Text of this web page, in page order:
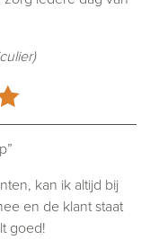
kan ik altijd bij
en de klant staat
goed!